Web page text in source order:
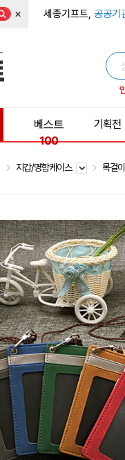
× 세종기프트, 공공기
베스트
100
기획전
지갑/명함케이스 목걸